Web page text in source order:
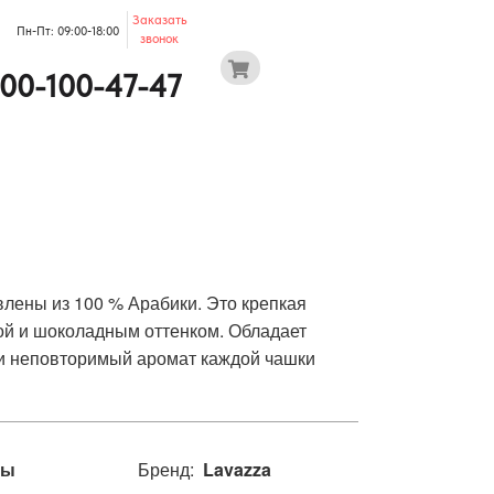
Пн-Пт: 09:00-18:00
Заказать
звонок
100-47-47
из 100 % Арабики. Это крепкая
и шоколадным оттенком. Обладает
неповторимый аромат каждой чашки
Бренд: Lavazza